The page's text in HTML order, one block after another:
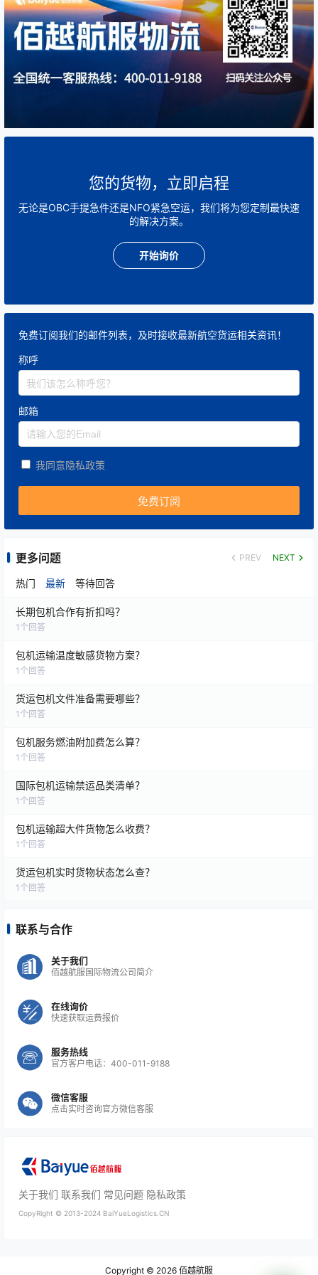
您的货物，立即启程
无论是OBC手提急件还是NFO紧急空运，我们将为您定制最快速
的解决方案。
开始询价
免费订阅我们的邮件列表，及时接收最新航空货运相关资讯！
称呼
邮箱
我同意隐私政策
更多问题 PREV NEXT
热门 最新 等待回答
长期包机合作有折扣吗？
1 个回答
包机运输温度敏感货物方案？
1 个回答
货运包机文件准备需要哪些？
1 个回答
包机服务燃油附加费怎么算？
1 个回答
国际包机运输禁运品类清单？
1 个回答
包机运输超大件货物怎么收费？
1 个回答
货运包机实时货物状态怎么查？
1 个回答
联系与合作
关于我们
佰越航服国际物流公司简介
在线询价
快速获取运费报价
服务热线
官方客户电话：400-011-9188
微信客服
点击实时咨询官方微信客服
关于我们 联系我们 常见问题 隐私政策
CopyRight © 2013-2024 BaiYueLogistics.CN
Copyright © 2026 佰越航服